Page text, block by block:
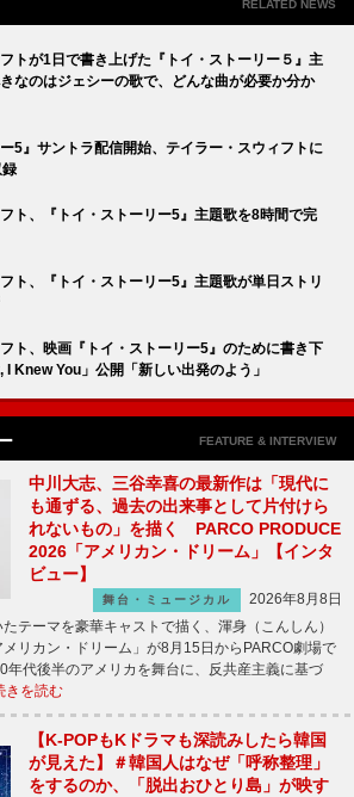
RELATED NEWS
トが1日で書き上げた『トイ・ストーリー５』主
なのはジェシーの歌で、どんな曲が必要か分か
ー5』サントラ配信開始、テイラー・スウィフトに
ト、『トイ・ストーリー5』主題歌を8時間で完
ト、『トイ・ストーリー5』主題歌が単日ストリ
ト、映画『トイ・ストーリー5』のために書き下
I Knew You」公開「新しい出発のよう」
FEATURE & INTERVIEW
中川大志、三谷幸喜の最新作は「現代に
も通ずる、過去の出来事として片付けら
れないもの」を描く PARCO PRODUCE
2026「アメリカン・ドリーム」【インタ
ビュー】
舞台・ミュージカル
2026年8月8日
テーマを豪華キャストで描く、渾身（こんしん）
リカン・ドリーム」が8月15日からPARCO劇場で
年代後半のアメリカを舞台に、反共産主義に基づ
きを読む
【K-POPもKドラマも深読みしたら韓国
が見えた】＃韓国人はなぜ「呼称整理」
をするのか、「脱出おひとり島」が映す